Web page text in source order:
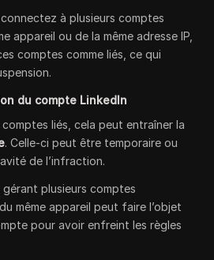
à plusieurs comptes
appareil ou de la même adresse IP,
comptes comme liés, ce qui
du compte LinkedIn
liés, cela peut entraîner la
. Celle-ci peut être temporaire ou
de l’infraction.
gérant plusieurs comptes
même appareil peut faire l’objet
pour avoir enfreint les règles